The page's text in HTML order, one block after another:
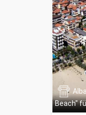
Beach"